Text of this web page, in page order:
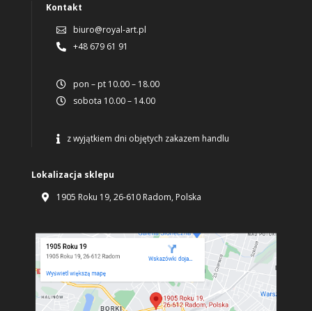
Kontakt
 biuro@royal-art.pl
 +48 679 61 91
 pon – pt 10.00 – 18.00
 sobota 10.00 – 14.00
 z wyjątkiem dni objętych zakazem handlu
Lokalizacja sklepu
 1905 Roku 19, 26-610 Radom, Polska